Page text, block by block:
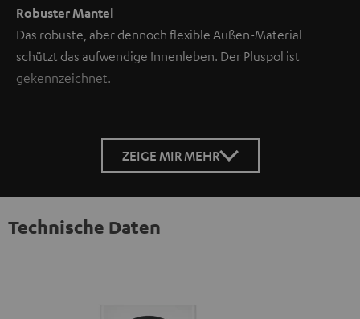
Robuster Mantel
Das robuste, aber dennoch flexible Außen-Material
schützt das aufwendige Innenleben. Der Pluspol ist
gekennzeichnet.
ZEIGE MIR MEHR
Technische Daten